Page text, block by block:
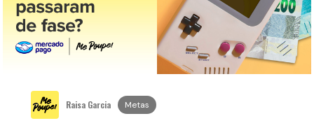
Raisa Garcia Metas